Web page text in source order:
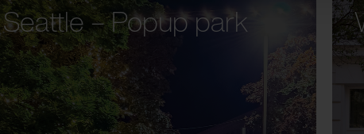
Seattle – Popup park